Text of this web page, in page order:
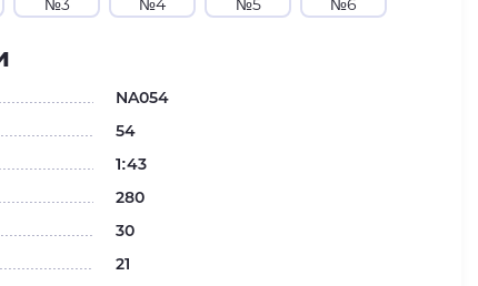
№3 №4 №5 №6
NA054
54
1:43
280
30
21